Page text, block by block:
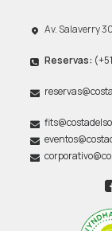
Av. Salaverry
Reservas: